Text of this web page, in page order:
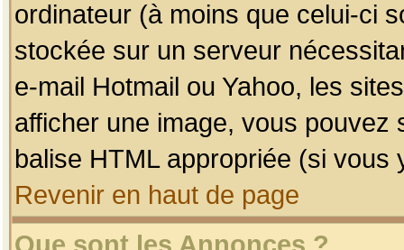
ordinateur (à moins que celui-ci
stockée sur un serveur
e-mail Hotmail ou Yahoo, les
afficher une image, vous pouvez
balise HTML appropriée (si vous
Revenir en haut de page